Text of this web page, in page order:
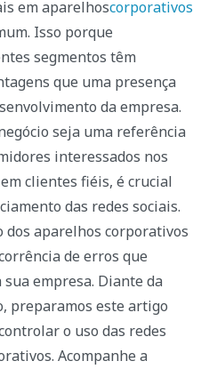
em aparelhoscorporativos
Isso porque
segmentos têm
que uma presença
da empresa.
seja uma referência
interessados nos
clientes fiéis, é crucial
das redes sociais.
dos aparelhos corporativos
de erros que
empresa. Diante da
preparamos este artigo
o uso das redes
Acompanhe a